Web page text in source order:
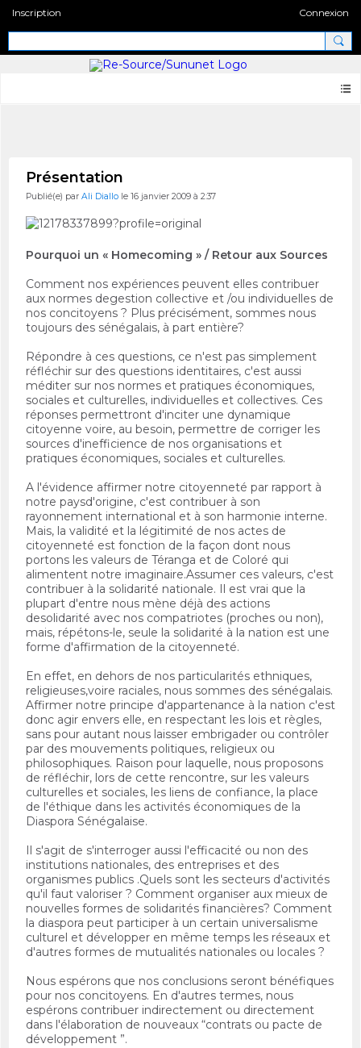
Inscription Connexion
Présentation
Publié(e) par Ali Diallo le 16 janvier 2009 à 2:37
Pourquoi un « Homecoming » / Retour aux Sources
Comment nos expériences peuvent elles contribuer
aux normes degestion collective et /ou individuelles de
nos concitoyens ? Plus précisément, sommes nous
toujours des sénégalais, à part entière?
Répondre à ces questions, ce n'est pas simplement
réfléchir sur des questions identitaires, c'est aussi
méditer sur nos normes et pratiques économiques,
sociales et culturelles, individuelles et collectives. Ces
réponses permettront d'inciter une dynamique
citoyenne voire, au besoin, permettre de corriger les
sources d'inefficience de nos organisations et
pratiques économiques, sociales et culturelles.
A l'évidence affirmer notre citoyenneté par rapport à
notre paysd'origine, c'est contribuer à son
rayonnement international et à son harmonie interne.
Mais, la validité et la légitimité de nos actes de
citoyenneté est fonction de la façon dont nous
portons les valeurs de Téranga et de Coloré qui
alimentent notre imaginaire.Assumer ces valeurs, c'est
contribuer à la solidarité nationale. Il est vrai que la
plupart d'entre nous mène déjà des actions
desolidarité avec nos compatriotes (proches ou non),
mais, répétons-le, seule la solidarité à la nation est une
forme d'affirmation de la citoyenneté.
En effet, en dehors de nos particularités ethniques,
religieuses,voire raciales, nous sommes des sénégalais.
Affirmer notre principe d'appartenance à la nation c'est
donc agir envers elle, en respectant les lois et règles,
sans pour autant nous laisser embrigader ou contrôler
par des mouvements politiques, religieux ou
philosophiques. Raison pour laquelle, nous proposons
de réfléchir, lors de cette rencontre, sur les valeurs
culturelles et sociales, les liens de confiance, la place
de l'éthique dans les activités économiques de la
Diaspora Sénégalaise.
Il s'agit de s'interroger aussi l'efficacité ou non des
institutions nationales, des entreprises et des
organismes publics .Quels sont les secteurs d'activités
qu'il faut valoriser ? Comment organiser aux mieux de
nouvelles formes de solidarités financières? Comment
la diaspora peut participer à un certain universalisme
culturel et développer en même temps les réseaux et
d'autres formes de mutualités nationales ou locales ?
Nous espérons que nos conclusions seront bénéfiques
pour nos concitoyens. En d'autres termes, nous
espérons contribuer indirectement ou directement
dans l'élaboration de nouveaux “contrats ou pacte de
développement ”.